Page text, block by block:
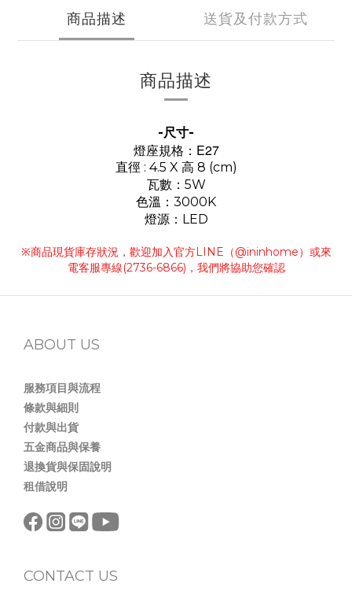
商品描述 送貨及付款方式
商品描述
-尺寸-
燈座規格：E27
直徑 : 4.5 X 高 8 (cm)
瓦數：5W
色溫：3000K
燈源：LED
※商品現貨庫存狀況，歡迎加入官方LINE（@ininhome）或來
電客服專線(2736-6866)，我們將協助您確認
ABOUT US
服務項目與流程
條款與細則
付款與出貨
五金商品與保養
退換貨與保固說明
租借說明
CONTACT US